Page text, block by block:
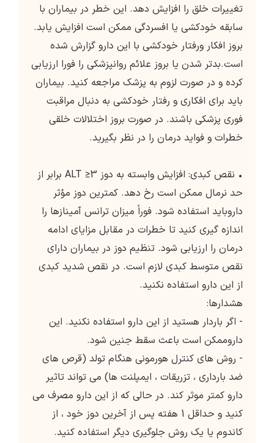
تغییرات خلق را افزایش دهد. این خطر در بیماران با
سابقه خودکشی یا افسردگی ممکن است افزایش یابد.
بروز افکار ورفتار خودکشی با این دارو گزارش شده
است.بدتر شدن یا بروز علائم روانپزشکی را فورا ارزیابی
کرده و در صورت لزوم به پزشک مراجعه کنید. بیماران
باید برای افکاری و رفتار خودکشی به دنبال مراقبت
فوری پزشکی باشند. در صورت بروز اختلالات خلقی
خطرات و فواید درمان را در نظر بگیرید.
• نقص کبدی: افزایش وابسته به دوز ALT ≥3 برابر از
حد نرمال ممکن است رخ دهد. کمترین دوز مؤثر
داروباید استفاده شود. فوراً میزان ترانس آمینازها را
اندازه گیری کنید تا خطرات در مقابل مزایای ادامه
درمان را ارزیابی شود. تنظیم دوز در بیماران دارای
نقص متوسط ​​کبدی لازم است. در نقص شدید کبدی
از این دارو استفاده نکنید.
هشدارها:
- اگر باردار هستید از این دارو استفاده نکنید. این
داروممکن است باعث سقط جنین شود.
- روش های کنترل هورمونی هنگام تولد (قرص های
ضد بارداری ، تزریقات ، ایمپلنت ها) می تواند تاثیر
دارو کمتر موثر کند. در حالی که از این دارو مصرف می
کنید و حداقل 1 هفته پس از آخرین دوز خود ، از
کاندوم یا یک روش جلوگیری دیگر استفاده کنید.